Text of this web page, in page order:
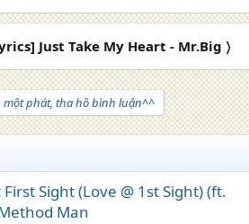
Just Take My Heart - Mr.Big 〉
phát, tha hồ bình luận^^
Sight (Love @ 1st Sight) (ft.
Man